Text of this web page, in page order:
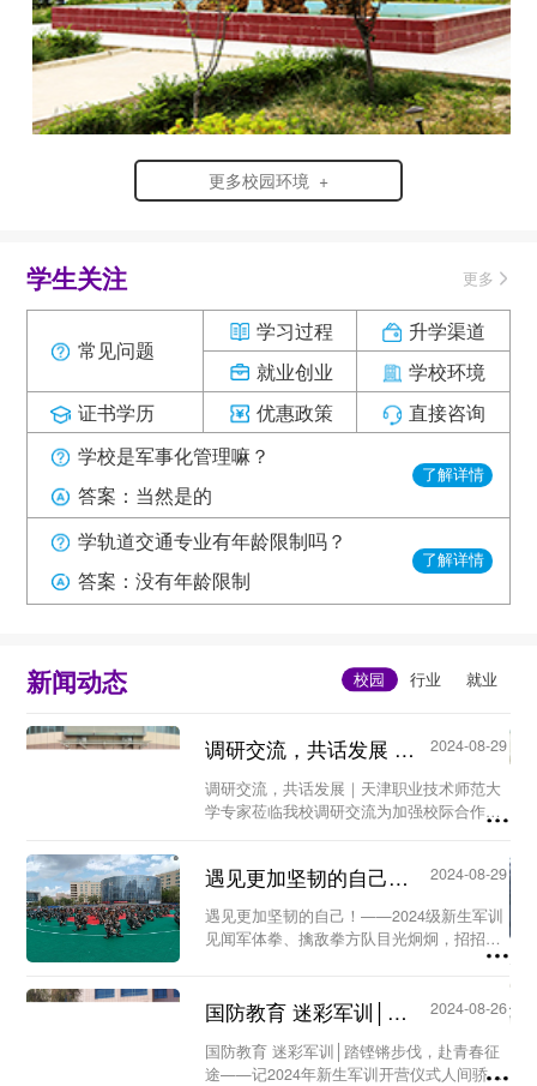
更多校园环境 +
学生关注 更多
常见问题
学习过程
就业创业
升学渠道
学校环境
证书学历
优惠政策
直接咨询
学校是军事化管理嘛？
答案：当然是的
了解详情
学轨道交通专业有年龄限制吗？
答案：没有年龄限制
了解详情
新闻动态
调研交流，共话发展 ｜天津职业技术师范大学专家莅临我校...
2024-08-29
调研交流，共话发展｜天津职业技术师范大
学专家莅临我校调研交流为加强校际合作，
技术师范大学工程实训中心暨世界技能大赛
遇见更加坚韧的自己！ ——2024级新生军训见闻...
2024-08-29
遇见更加坚韧的自己！——2024级新生军训
见闻军体拳、擒敌拳方队目光炯炯，招招到
位；匕首操方队身形矫健，动作凌厉……8
——当青春邂逅“橄榄绿”，会擦出怎样的火
花？...
国防教育 迷彩军训│踏铿锵步伐，赴青春征途 ——记2024年新生军训开营仪式...
2024-08-26
国防教育 迷彩军训│踏铿锵步伐，赴青春征
途——记2024年新生军训开营仪式人间骄阳